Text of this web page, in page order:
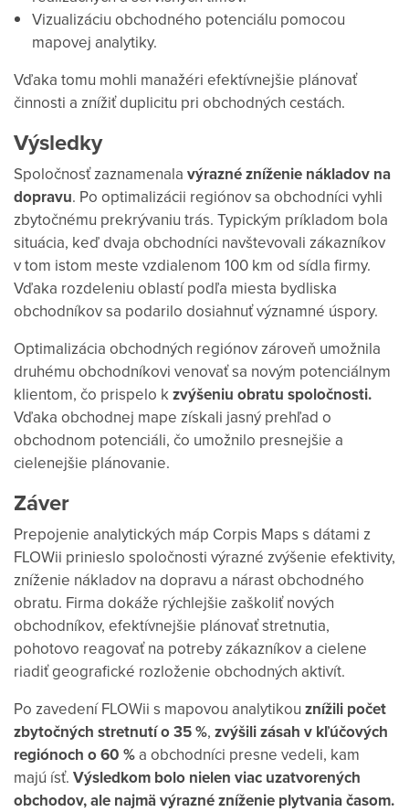
Vizualizáciu obchodného potenciálu pomocou
mapovej analytiky.
Vďaka tomu mohli manažéri efektívnejšie plánovať
činnosti a znížiť duplicitu pri obchodných cestách.
Výsledky
Spoločnosť zaznamenala výrazné zníženie nákladov na
dopravu. Po optimalizácii regiónov sa obchodníci vyhli
zbytočnému prekrývaniu trás. Typickým príkladom bola
situácia, keď dvaja obchodníci navštevovali zákazníkov
v tom istom meste vzdialenom 100 km od sídla firmy.
Vďaka rozdeleniu oblastí podľa miesta bydliska
obchodníkov sa podarilo dosiahnuť významné úspory.
Optimalizácia obchodných regiónov zároveň umožnila
druhému obchodníkovi venovať sa novým potenciálnym
klientom, čo prispelo kzvýšeniu obratu spoločnosti.
Vďaka obchodnej mape získali jasný prehľad o
obchodnom potenciáli, čo umožnilo presnejšie a
cielenejšie plánovanie.
Záver
Prepojenie analytických máp Corpis Maps s dátami z
FLOWii prinieslo spoločnosti výrazné zvýšenie efektivity,
zníženie nákladov na dopravu a nárast obchodného
obratu. Firma dokáže rýchlejšie zaškoliť nových
obchodníkov, efektívnejšie plánovať stretnutia,
pohotovo reagovať na potreby zákazníkov a cielene
riadiť geografické rozloženie obchodných aktivít.
Po zavedení FLOWii s mapovou analytikou znížili počet
zbytočných stretnutí o 35 %, zvýšili zásah v kľúčových
regiónoch o 60 % a obchodníci presne vedeli, kam
majú ísť. Výsledkom bolo nielen viac uzatvorených
obchodov, ale najmä výrazné zníženie plytvania časom.